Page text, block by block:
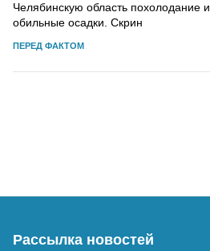
Челябинскую область похолодание и
обильные осадки. Скрин
ПЕРЕД ФАКТОМ
Рассылка новостей